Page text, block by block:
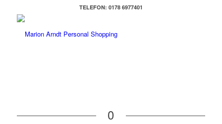
TELEFON: 0178 6977401
0